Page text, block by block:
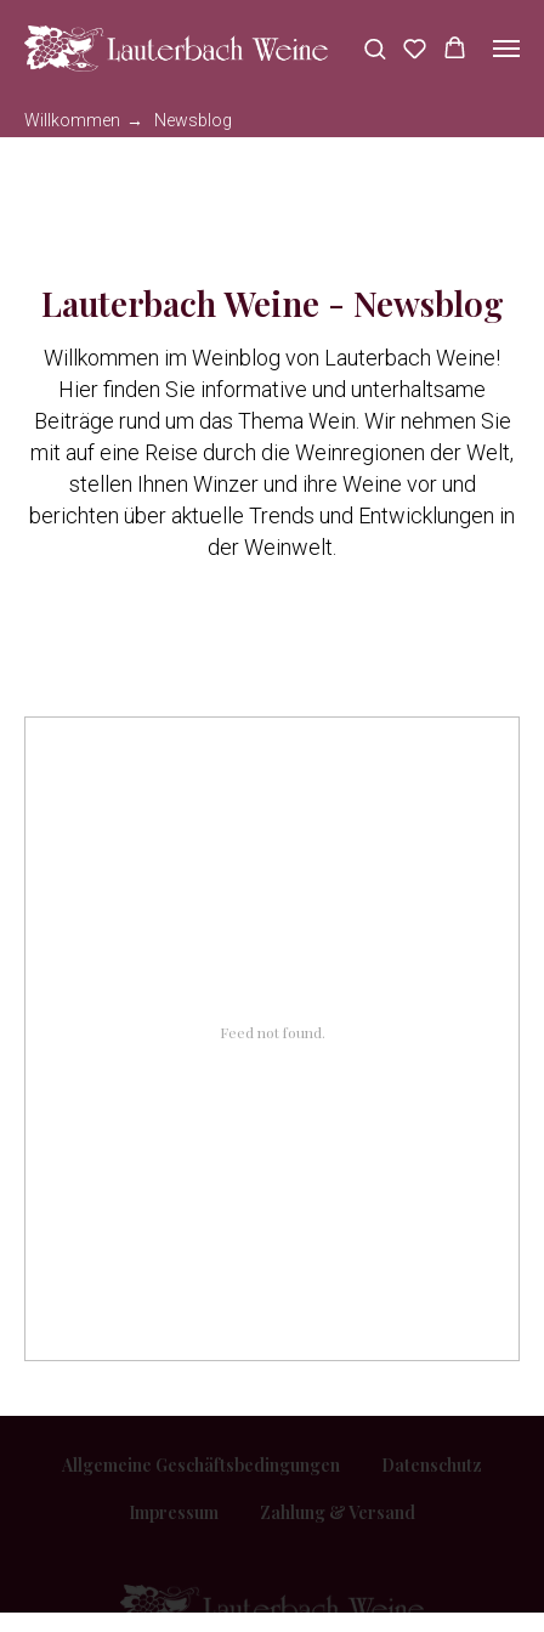
Willkommen → Newsblog
Lauterbach Weine - Newsblog
Willkommen im Weinblog von Lauterbach Weine!
Hier finden Sie informative und unterhaltsame
Beiträge rund um das Thema Wein. Wir nehmen Sie
mit auf eine Reise durch die Weinregionen der Welt,
stellen Ihnen Winzer und ihre Weine vor und
berichten über aktuelle Trends und Entwicklungen in
der Weinwelt.
Feed not found.
Allgemeine Geschäftsbedingungen Datenschutz
Impressum Zahlung & Versand